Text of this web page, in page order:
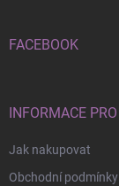
FACEBOOK
INFORMACE
Jak nakupovat
Obchodní podmínky